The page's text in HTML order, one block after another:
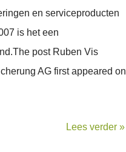
en serviceproducten
is het een
post Ruben Vis
AG first appeared on
Lees verder »